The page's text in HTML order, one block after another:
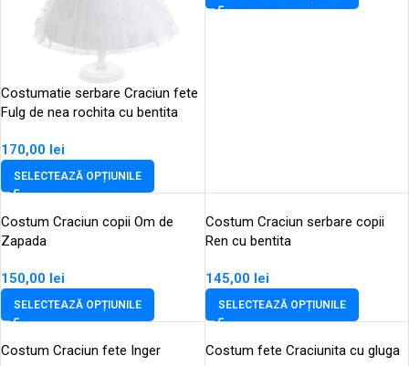
Costumatie serbare Craciun fete
Fulg de nea rochita cu bentita
170,00 lei
SELECTEAZĂ OPȚIUNILE
Costum Craciun copii Om de
Zapada
150,00 lei
SELECTEAZĂ OPȚIUNILE
Costum Craciun serbare copii
Ren cu bentita
145,00 lei
SELECTEAZĂ OPȚIUNILE
Costum Craciun fete Inger Costum fete Craciunita cu gluga